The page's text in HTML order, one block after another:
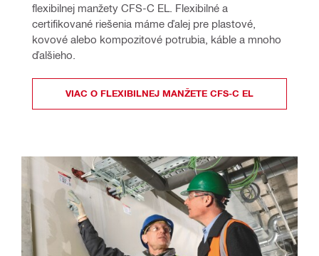
flexibilnej manžety CFS-C EL. Flexibilné a
certifikované riešenia máme ďalej pre plastové,
kovové alebo kompozitové potrubia, káble a mnoho
ďalšieho.
VIAC O FLEXIBILNEJ MANŽETE CFS-C EL